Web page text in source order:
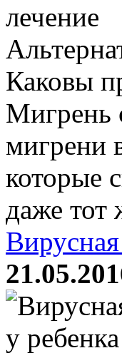
Каковы
Мигрень
мигрени
которые
даже тот